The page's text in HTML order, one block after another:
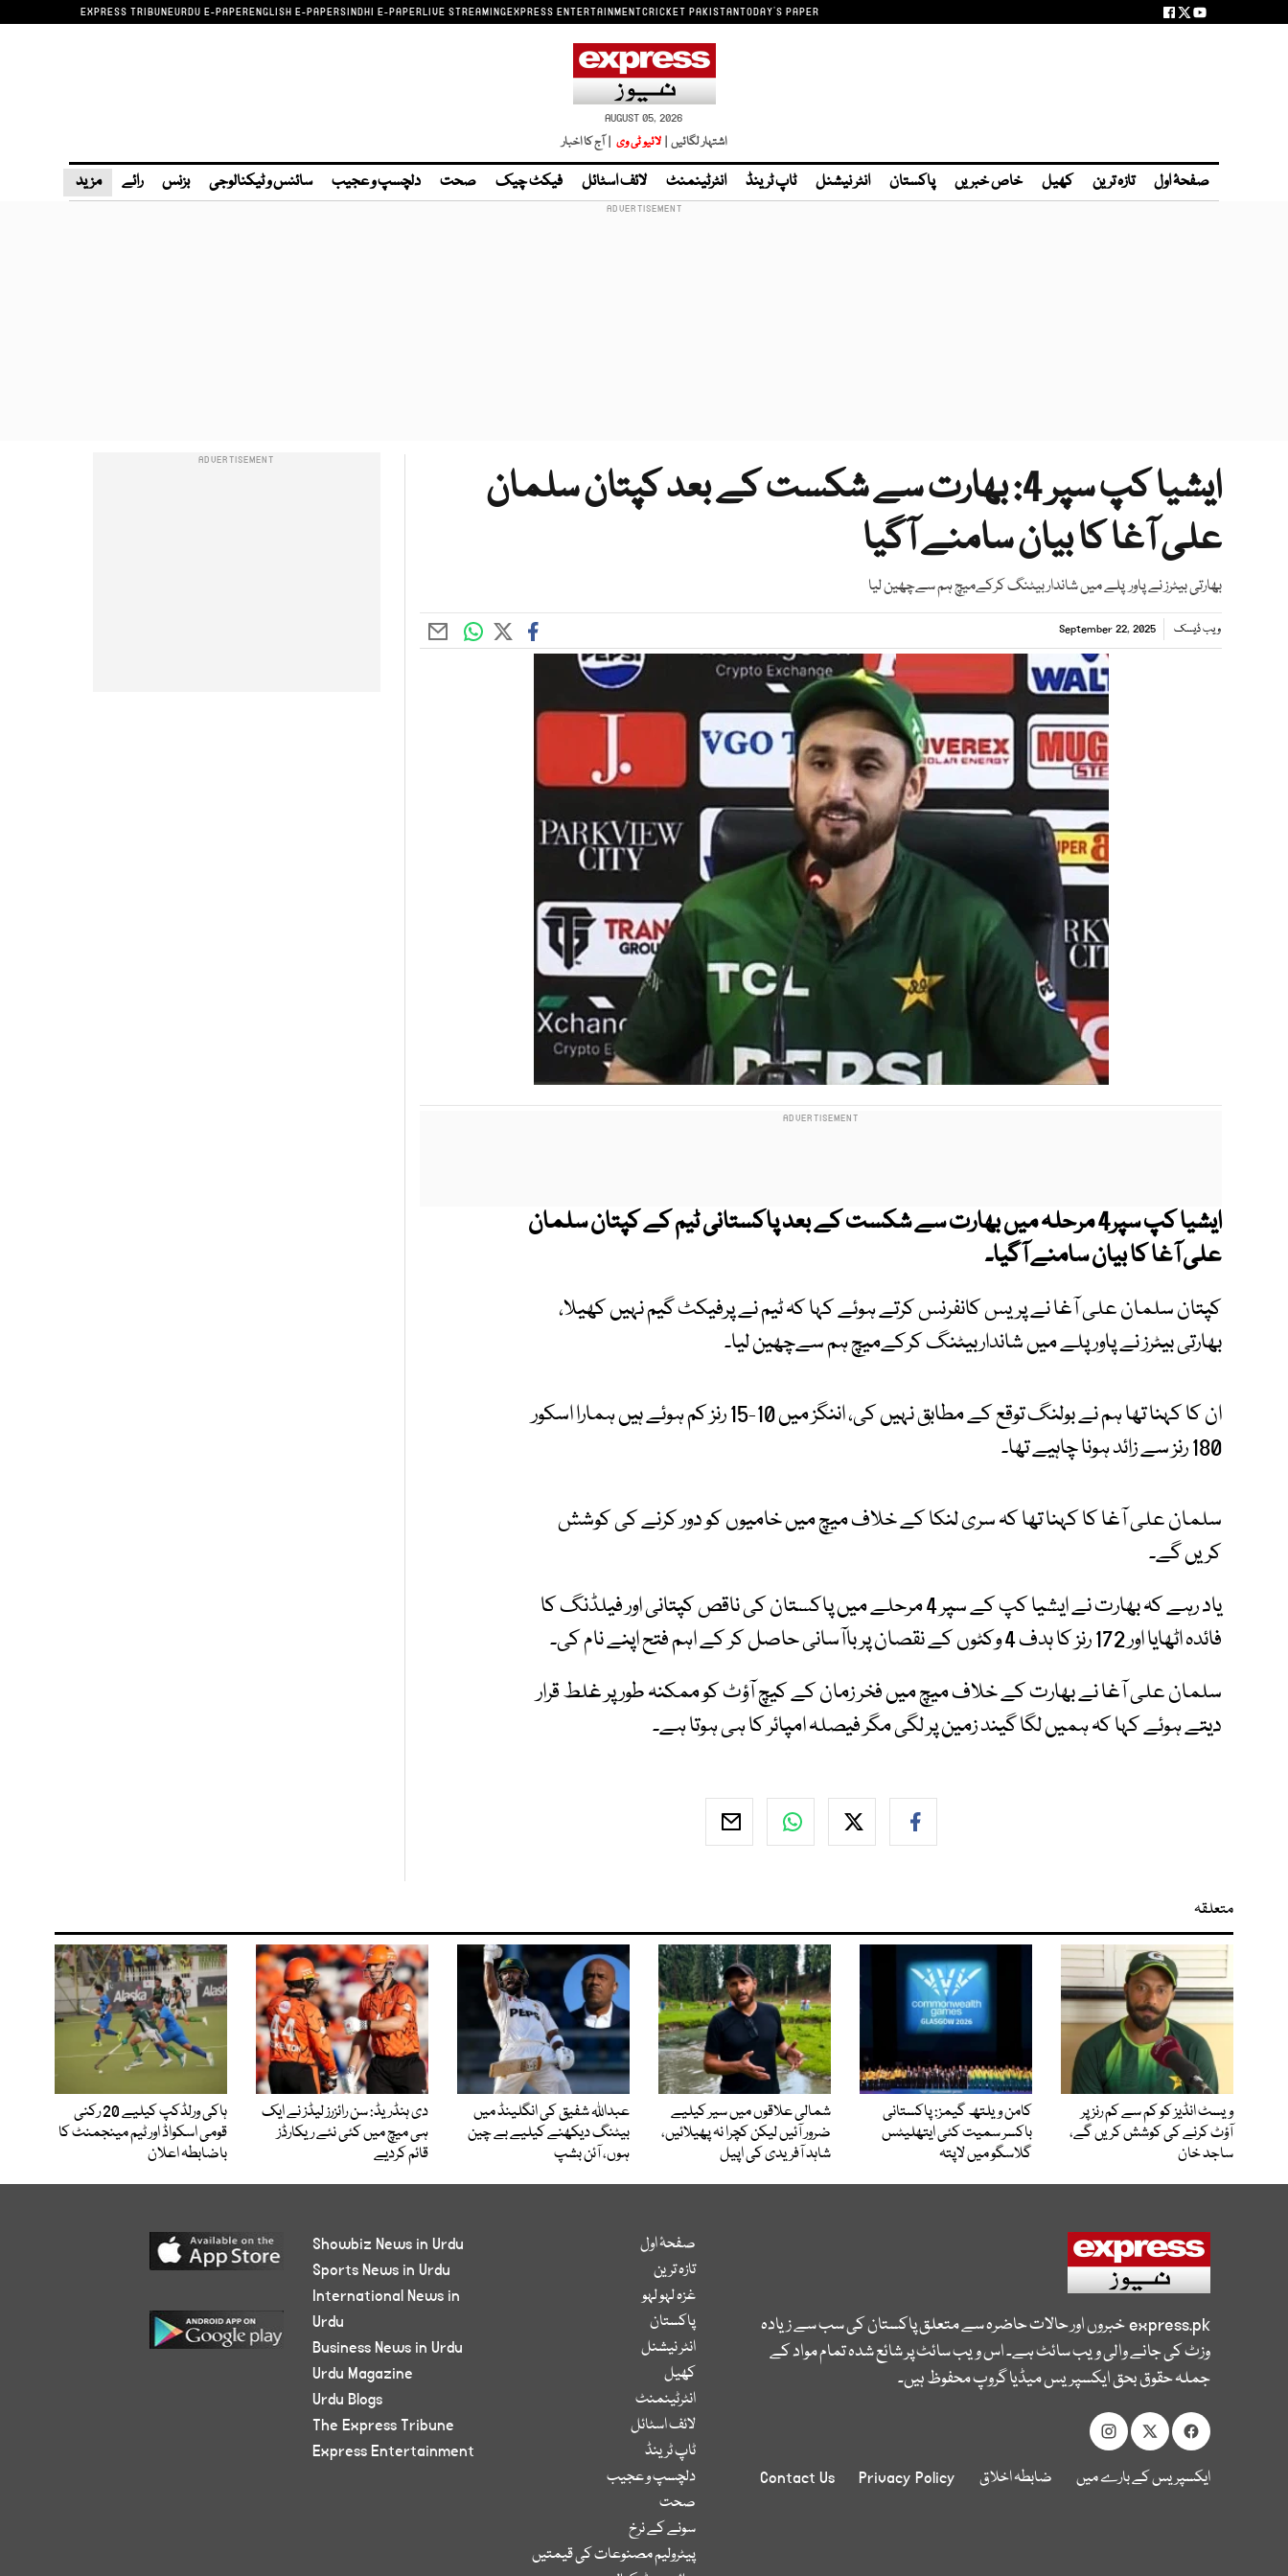
EXPRESS TRIBUNEURDU E-PAPERENGLISH E-PAPERSINDHI E-PAPERLIVE STREAMINGEXPRESS ENTERTAINMENTCRICKET PAKISTANTODAY'S PAPER
AUGUST 05, 2026
اشتہار لگائیں | لائیو ٹی وی | آج کا اخبار
صفحۂ اول تازہ ترین کھیل خاص خبریں پاکستان انٹر نیشنل ٹاپ ٹرینڈ انٹرٹینمنٹ لائف اسٹائل فیکٹ چیک صحت دلچسپ و عجیب سائنس و ٹیکنالوجی بزنس رائے مزید
ایشیا کپ سپر 4: بھارت سے شکست کے بعد کپتان سلمان
علی آغا کا بیان سامنے آگیا
بھارتی بیٹرز نے پاور پلے میں شانداربیٹنگ کرکےمیچ ہم سےچھین لیا
ویب ڈیسک September 22, 2025
ایشیا کپ سپر4 مرحلہ میں بھارت سے شکست کے بعد پاکستانی ٹیم کے کپتان سلمان
علی آغا کا بیان سامنے آگیا۔
کپتان سلمان علی آغا نے پریس کانفرنس کرتے ہوئے کہا کہ ٹیم نے پرفیکٹ گیم نہیں کھیلا،
بھارتی بیٹرز نے پاور پلے میں شانداربیٹنگ کرکےمیچ ہم سےچھین لیا۔
ان کا کہنا تھا ہم نے بولنگ توقع کے مطابق نہیں کی، اننگز میں 10-15 رنز کم ہوئے ہیں ہمارا اسکور
180 رنز سے زائد ہونا چاہیے تھا۔
سلمان علی آغا کا کہنا تھا کہ سری لنکا کے خلاف میچ میں خامیوں کو دور کرنے کی کوشش
کریں گے۔
یاد رہے کہ بھارت نے ایشیا کپ کے سپر 4 مرحلے میں پاکستان کی ناقص کپتانی اور فیلڈنگ کا
فائدہ اٹھایا اور 172 رنز کا ہدف 4 وکٹوں کے نقصان پر باآسانی حاصل کر کے اہم فتح اپنے نام کی۔
سلمان علی آغا نے بھارت کے خلاف میچ میں فخر زمان کے کیچ آؤٹ کو ممکنہ طور پر غلط قرار
دیتے ہوئے کہا کہ ہمیں لگا گیند زمین پر لگی مگر فیصلہ امپائر کا ہی ہوتا ہے۔
متعلقہ
ویسٹ انڈیز کو کم سے کم رنز پر
آؤٹ کرنے کی کوشش کریں گے،
ساجد خان
کامن ویلتھ گیمز: پاکستانی
باکسر سمیت کئی ایتھلیٹس
گلاسگو میں لاپتہ
شمالی علاقوں میں سیر کیلیے
ضرور آئیں لیکن کچرا نہ پھیلائیں،
شاہد آفریدی کی اپیل
عبداللہ شفیق کی انگلینڈ میں
بیٹنگ دیکھنے کیلیے بے چین
ہوں، آئن بشپ
دی ہنڈریڈ: سن رائزرز لیڈز نے ایک
ہی میچ میں کئی نئے ریکارڈز
قائم کردیے
ہاکی ورلڈکپ کیلیے 20 رکنی
قومی اسکواڈ اور ٹیم مینجمنٹ کا
باضابطہ اعلان
express.pkخبروں اور حالات حاضرہ سے متعلق پاکستان کی سب سے زیادہ
وزٹ کی جانے والی ویب سائٹ ہے۔ اس ویب سائٹ پر شائع شدہ تمام مواد کے
جملہ حقوق بحق ایکسپریس میڈیا گروپ محفوظ ہیں۔
ایکسپریس کے بارے میں ضابطہ اخلاق Privacy Policy
Contact Us
صفحۂ اول
تازہ ترین
غزہ لہو لہو
پاکستان
انٹر نیشنل
کھیل
انٹرٹینمنٹ
لائف اسٹائل
ٹاپ ٹرینڈ
دلچسپ و عجیب
صحت
سونے کے نرخ
پیٹرولیم مصنوعات کی قیمتیں
Showbiz News in Urdu
Sports News in Urdu
International News in
Urdu
Business News in Urdu
Urdu Magazine
Urdu Blogs
The Express Tribune
Express Entertainment